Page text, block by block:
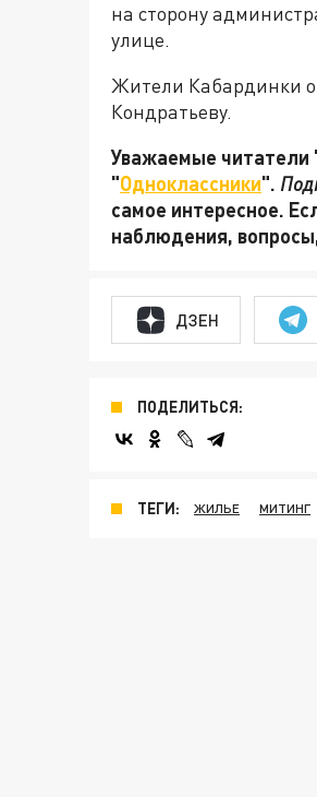
на сторону
улице.
Жители Кабардинки
Кондратьеву.
Уважаемые читатели
"Одноклассники".
самое интересное.
наблюдения,
ДЗЕН
ПОДЕЛИТЬСЯ:
ТЕГИ: ЖИЛЬЕ МИТИНГ